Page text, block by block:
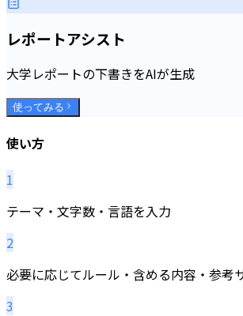
レポートアシスト
大学レポートの下書きをAIが生成
使ってみる
使い方
1
テーマ・文字数・言語を入力
2
必要に応じてルール・含める内容・参考
3